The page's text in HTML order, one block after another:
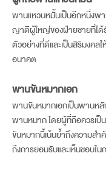
พานแหวนหมั้นเป็นอีกหนึ่ง
ญาติผู้ใหญ่ของฝ่ายชายที่ได้รั
ตัวอย่างที่ดีและเป็นสิริมงคล
อนาคต
พานขันหมากเอก
พานขันหมากเอกเป็นพานห
พานหมาก โดยผู้ที่ถือควรเ
ขันหมากนี้เน้นย้ำถึงความสำ
ถึงการยอมรับและเห็นชอบใ